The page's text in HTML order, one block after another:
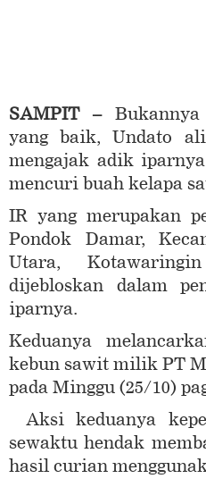
SAMPIT –
yang baik, Undato
mengajak adik
mencuri buah kelapa
IR yang merupakan
Pondok Damar,
Utara,
dijebloskan dalam
iparnya.
Keduanya
kebun sawit milik PT
pada Minggu (25/10)
Aksi keduanya
sewaktu hendak
hasil curian